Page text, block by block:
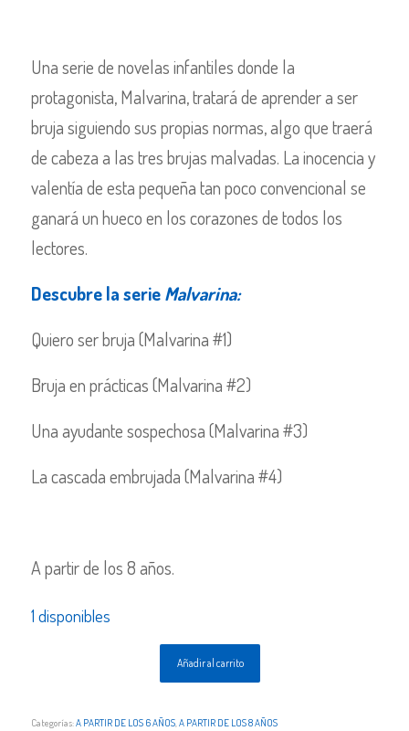
Una serie de novelas infantiles donde la
protagonista, Malvarina, tratará de aprender a ser
bruja siguiendo sus propias normas, algo que traerá
de cabeza a las tres brujas malvadas. La inocencia y
valentía de esta pequeña tan poco convencional se
ganará un hueco en los corazones de todos los
lectores.
Descubre la serieMalvarina:
Quiero ser bruja (Malvarina #1)
Bruja en prácticas (Malvarina #2)
Una ayudante sospechosa (Malvarina #3)
La cascada embrujada (Malvarina #4)
A partir de los 8 años.
1 disponibles
Añadir al carrito
Categorías:A PARTIR DE LOS 6 AÑOS,A PARTIR DE LOS 8 AÑOS